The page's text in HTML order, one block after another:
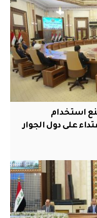
استخدام
على دول الجوار